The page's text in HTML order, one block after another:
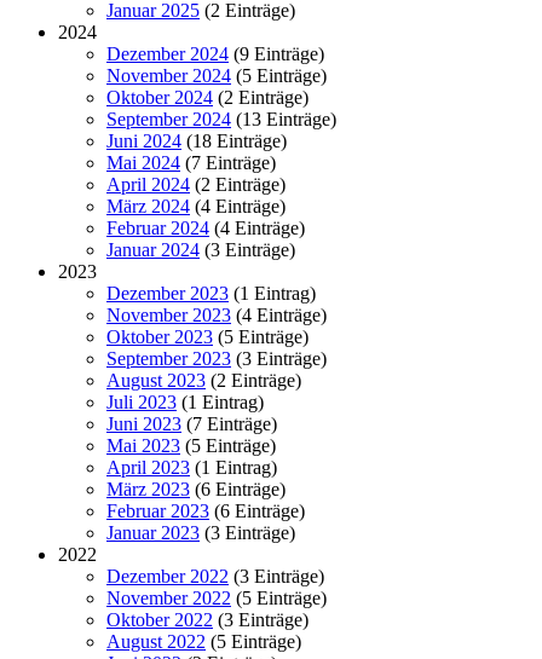
Januar 2025 (2 Einträge)
2024
Dezember 2024 (9 Einträge)
November 2024 (5 Einträge)
Oktober 2024 (2 Einträge)
September 2024 (13 Einträge)
Juni 2024 (18 Einträge)
Mai 2024 (7 Einträge)
April 2024 (2 Einträge)
März 2024 (4 Einträge)
Februar 2024 (4 Einträge)
Januar 2024 (3 Einträge)
2023
Dezember 2023 (1 Eintrag)
November 2023 (4 Einträge)
Oktober 2023 (5 Einträge)
September 2023 (3 Einträge)
August 2023 (2 Einträge)
Juli 2023 (1 Eintrag)
Juni 2023 (7 Einträge)
Mai 2023 (5 Einträge)
April 2023 (1 Eintrag)
März 2023 (6 Einträge)
Februar 2023 (6 Einträge)
Januar 2023 (3 Einträge)
2022
Dezember 2022 (3 Einträge)
November 2022 (5 Einträge)
Oktober 2022 (3 Einträge)
August 2022 (5 Einträge)